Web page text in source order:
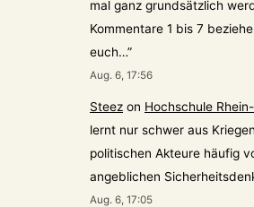
mal ganz grundsätzlich
Kommentare 1 bis 7
euch…”
Aug. 6, 17:56
Steez on Hochschule
lernt nur schwer aus
politischen Akteure häufig
angeblichen
Aug. 6, 17:05